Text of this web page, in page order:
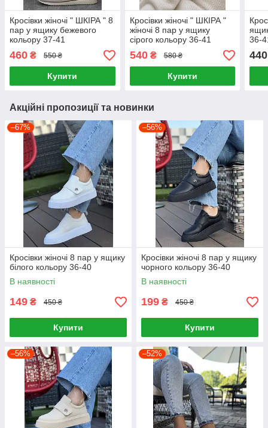
Кросівки жіночі " ШКІРА " 8
пар у ящику бежевого
кольору 37-41
460 ₴ 550 ₴
Купити
Кросівки жіночі " ШКІРА "
жіночі 8 пар у ящику
сірого кольору 36-41
540₴ 580 ₴
Купити
36-
440
Акційні пропозиції та новинки
–67%
Кросівки жіночі 8 пар у ящику
білого кольору 36-40
В наявності
149 ₴ 450 ₴
Купити
–56%
Кросівки жіночі 8 пар у ящику
чорного кольору 36-40
В наявності
199 ₴ 450 ₴
Купити
–56% –52%